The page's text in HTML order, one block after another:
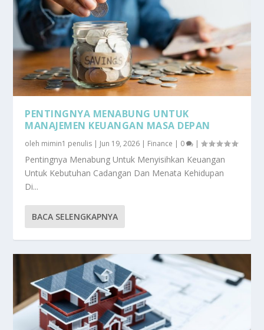
PENTINGNYA MENABUNG UNTUK
MANAJEMEN KEUANGAN MASA DEPAN
oleh mimin1 penulis | Jun 19, 2026 | Finance | 0 |
Pentingnya Menabung Untuk Menyisihkan Keuangan
Untuk Kebutuhan Cadangan Dan Menata Kehidupan
Di...
BACA SELENGKAPNYA